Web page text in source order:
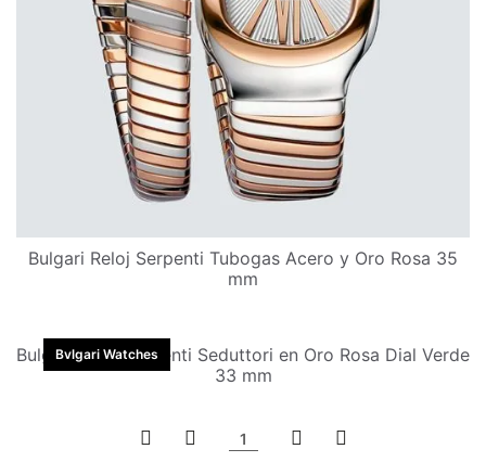
Bulgari Reloj Serpenti Tubogas Acero y Oro Rosa 35
mm
Bvlgari Watches
Bulgari Reloj Serpenti Seduttori en Oro Rosa Dial Verde
33 mm
1